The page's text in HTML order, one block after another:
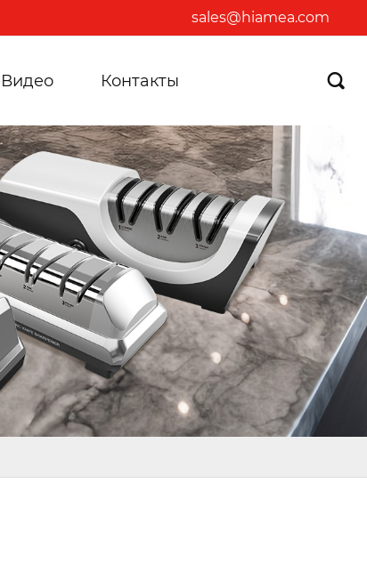
sales@hiamea.com
Видео Контакты 